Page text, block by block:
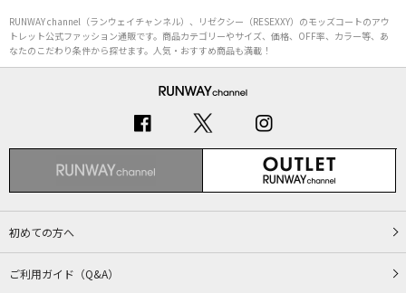
RUNWAY channel（ランウェイチャンネル）、リゼクシー（RESEXXY）のモッズコートのアウ
トレット公式ファッション通販です。商品カテゴリーやサイズ、価格、OFF率、カラー等、あ
なたのこだわり条件から探せます。人気・おすすめ商品も満載！
初めての方へ
ご利用ガイド（Q&A）